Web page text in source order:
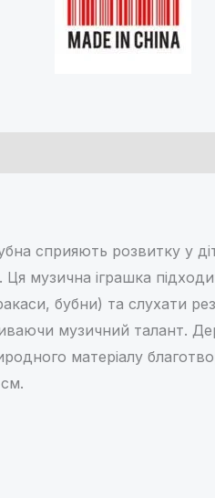
сприяють розвитку у
музична іграшка
бубни) та слухати
музичний талант.
матеріалу